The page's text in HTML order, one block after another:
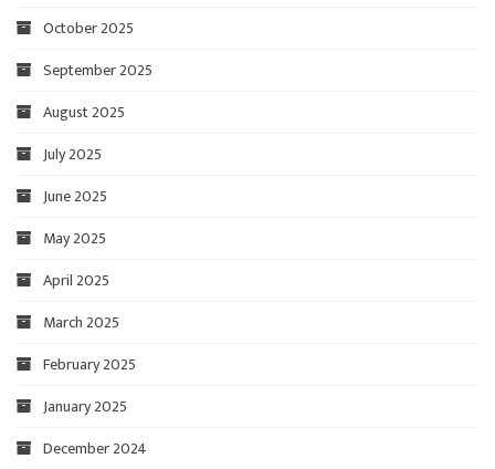
October 2025
September 2025
August 2025
July 2025
June 2025
May 2025
April 2025
March 2025
February 2025
January 2025
December 2024